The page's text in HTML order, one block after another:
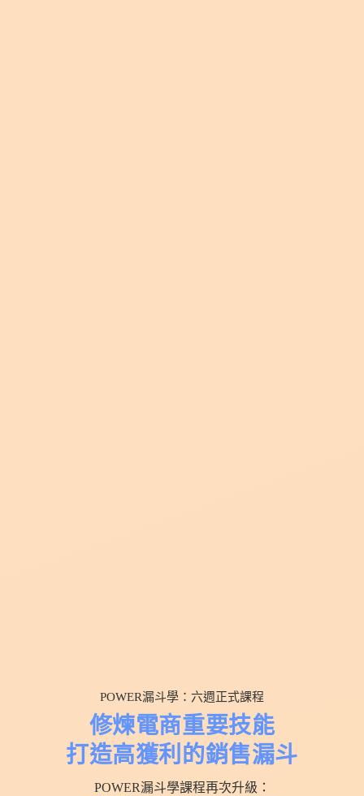
POWER漏斗學：六週正式課程
修煉電商重要技能
打造高獲利的銷售漏斗
POWER漏斗學課程再次升級：